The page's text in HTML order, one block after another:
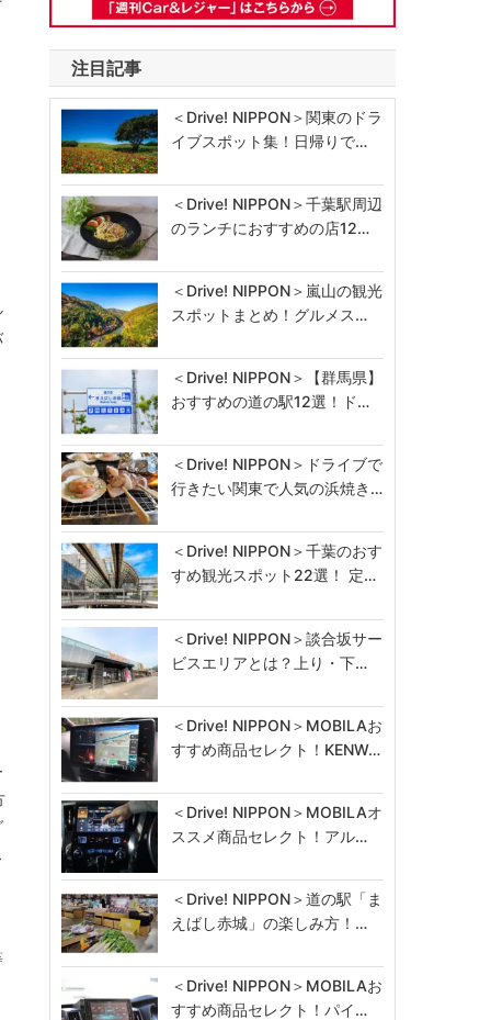
注目記事
＜Drive! NIPPON＞関東のドラ
イブスポット集！日帰りで…
＜Drive! NIPPON＞千葉駅周辺
のランチにおすすめの店12…
＜Drive! NIPPON＞嵐山の観光
スポットまとめ！グルメス…
＜Drive! NIPPON＞【群馬県】
おすすめの道の駅12選！ド…
＜Drive! NIPPON＞ドライブで
行きたい関東で人気の浜焼き…
＜Drive! NIPPON＞千葉のおす
すめ観光スポット22選！ 定…
＜Drive! NIPPON＞談合坂サー
ビスエリアとは？上り・下…
＜Drive! NIPPON＞MOBILAお
すすめ商品セレクト！KENW…
＜Drive! NIPPON＞MOBILAオ
ススメ商品セレクト！アル…
＜Drive! NIPPON＞道の駅「ま
えばし赤城」の楽しみ方！…
＜Drive! NIPPON＞MOBILAお
すすめ商品セレクト！パイ…